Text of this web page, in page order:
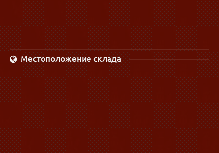
Местоположение склада